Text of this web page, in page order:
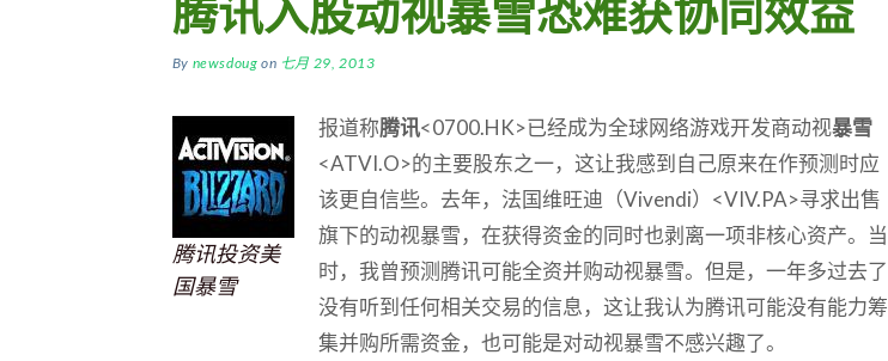
腾讯入股动视暴雪恐难获协同效益
By newsdoug on 七月 29, 2013
腾讯投资美
国暴雪
报道称腾讯<0700.HK>已经成为全球网络游戏开发商动视暴雪
<ATVI.O>的主要股东之一，这让我感到自己原来在作预测时应
该更自信些。去年，法国维旺迪（Vivendi）<VIV.PA>寻求出售
旗下的动视暴雪，在获得资金的同时也剥离一项非核心资产。当
时，我曾预测腾讯可能全资并购动视暴雪。但是，一年多过去了
没有听到任何相关交易的信息，这让我认为腾讯可能没有能力筹
集并购所需资金，也可能是对动视暴雪不感兴趣了。